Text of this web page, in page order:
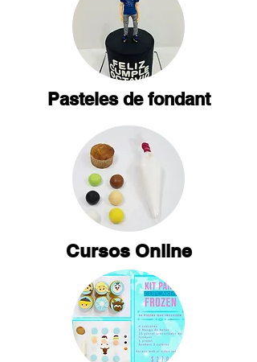
Pasteles de fondant
Cursos Online